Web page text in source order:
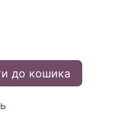
до кошика